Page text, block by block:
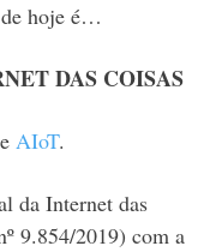
de hoje é…
DAS COISAS
AIoT.
da Internet das
9.854/2019) com a